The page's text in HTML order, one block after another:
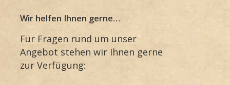
Wir helfen Ihnen gerne…
Für Fragen rund um unser
Angebot stehen wir Ihnen gerne
zur Verfügung: